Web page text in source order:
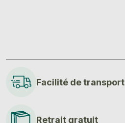
Facilité de transport
Retrait gratuit